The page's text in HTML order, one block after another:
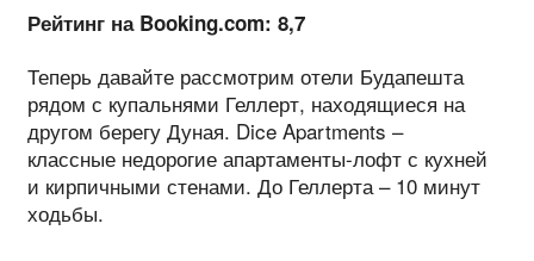
Рейтинг на Booking.com: 8,7
Теперь давайте рассмотрим отели Будапешта
рядом с купальнями Геллерт, находящиеся на
другом берегу Дуная. Dice Apartments –
классные недорогие апартаменты-лофт с кухней
и кирпичными стенами. До Геллерта – 10 минут
ходьбы.